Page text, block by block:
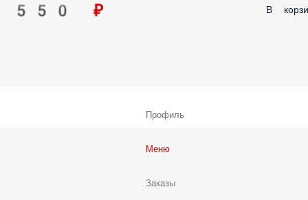
550 ₽ В
Профиль
Меню
Заказы